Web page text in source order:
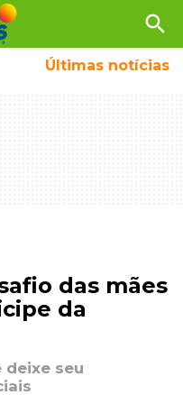
search
Últimas notícias
das mães
da
deixe seu